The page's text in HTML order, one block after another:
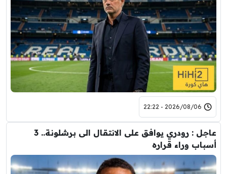
2026/08/06 - 22:22
عاجل : رودري يوافق على الانتقال الى برشلونة.. 3
أسباب وراء قراره